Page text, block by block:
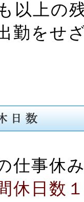
以上の
勤をせ
仕事休
休日数